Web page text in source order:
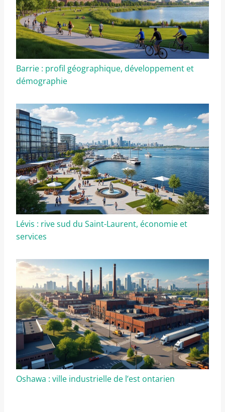
Barrie : profil géographique, développement et
démographie
Lévis : rive sud du Saint-Laurent, économie et
services
Oshawa : ville industrielle de l’est ontarien